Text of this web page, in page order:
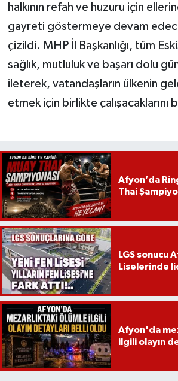
halkının refah ve huzuru için
gayreti göstermeye devam
çizildi. MHP İl Başkanlığı, tüm
sağlık, mutluluk ve başarı dolu
ileterek, vatandaşların ülkenin
etmek için birlikte çalışacaklarını
Afyon’da
Thai
LGS sonucu
Liselerinde
Afyon'da
ilgili olayın